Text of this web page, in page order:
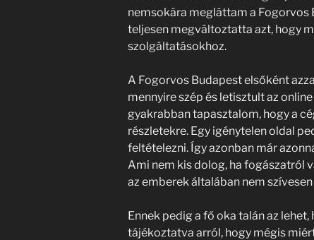
nemsokára megláttam a Fogorvos
teljesen megváltoztatta azt, hogy
szolgáltatásokhoz.
A Fogorvos Budapest elsőként
mennyire szép és letisztult az
gyakrabban tapasztalom, hogy a
részletekre. Egy igénytelen oldal
feltételezni. Így azonban már
Ami nem kis dolog, ha fogászatról
az emberek általában nem
Ennek pedig a fő oka talán az
tájékoztatva arról, hogy mégis